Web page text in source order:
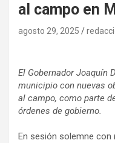
al campo en
agosto 29, 2025
El Gobernador Joaquín
municipio con nuevas
al campo, como parte
órdenes de gobierno.
En sesión solemne